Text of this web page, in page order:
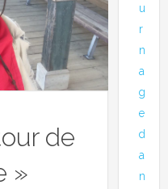
de
»
u
r
n
a
g
e
d
a
n